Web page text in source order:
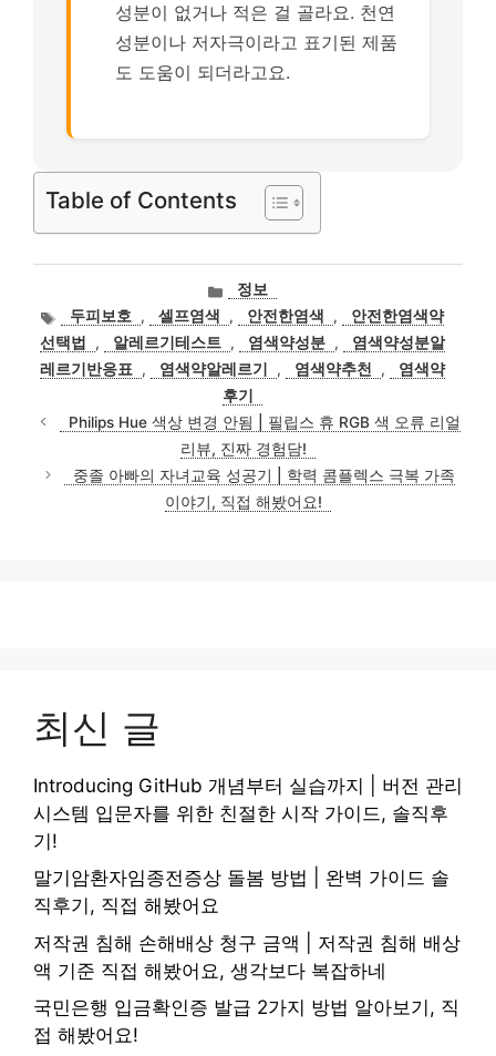
성분이 없거나 적은 걸 골라요. 천연
성분이나 저자극이라고 표기된 제품
도 도움이 되더라고요.
Table of Contents
카
고
리
정보
태
그
두피보호 , 셀프염색 , 안전한염색 ,
안전한염색약
선택법
, 알레르기테스트 , 염색약성분 ,
염색약성분알
레르기반응표
, 염색약알레르기 , 염색약추천 ,
염색약
후기
Philips Hue 색상 변경 안됨 | 필립스 휴 RGB 색 오류 리얼
리뷰, 진짜 경험담!
중졸 아빠의 자녀교육 성공기 | 학력 콤플렉스 극복 가족
이야기, 직접 해봤어요!
최신 글
Introducing GitHub 개념부터 실습까지 | 버전 관리
시스템 입문자를 위한 친절한 시작 가이드, 솔직후
기!
말기암환자임종전증상 돌봄 방법 | 완벽 가이드 솔
직후기, 직접 해봤어요
저작권 침해 손해배상 청구 금액 | 저작권 침해 배상
액 기준 직접 해봤어요, 생각보다 복잡하네
국민은행 입금확인증 발급 2가지 방법 알아보기, 직
접 해봤어요!